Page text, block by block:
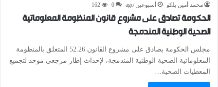
محمد أمين بلكو أسبوعين ago 0
162
الحكومة تصادق على مشروع قانون المنظومة المعلوماتية
الصحية الوطنية المندمجة
مجلس الحكومة يصادق على مشروع القانون 52.26 المتعلق بالمنظومة
المعلوماتية الصحية الوطنية المندمجة، لإحداث إطار مرجعي موحد لتجميع
المعطيات الصحية…